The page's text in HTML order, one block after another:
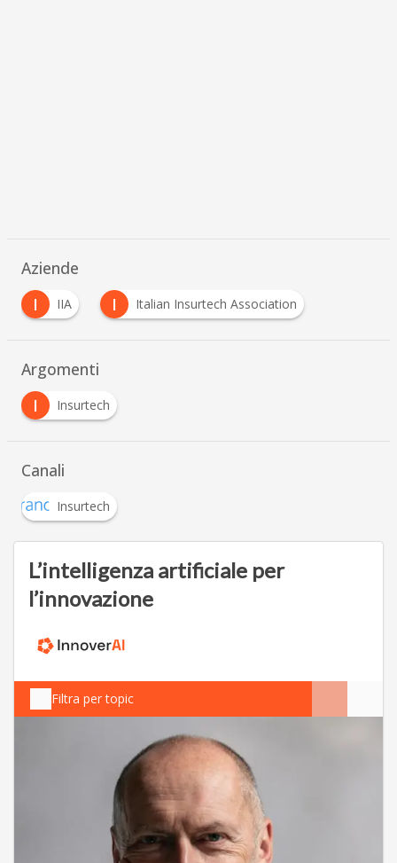
Aziende
I
IIA I Italian Insurtech Association
Argomenti
I
Insurtech
Canali
Insurtech
L’intelligenza artificiale per
l’innovazione
Filtra per topic